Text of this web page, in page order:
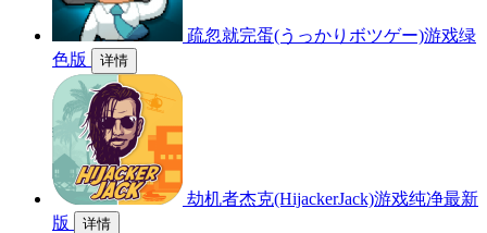
疏忽就完蛋(うっかりボツゲー)游戏绿
色版
详情
劫机者杰克(HijackerJack)游戏纯净最新
版
详情